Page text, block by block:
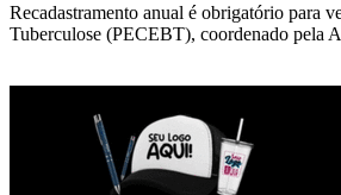
Recadastramento anual é obrigatório para
Tuberculose (PECEBT), coordenado pela